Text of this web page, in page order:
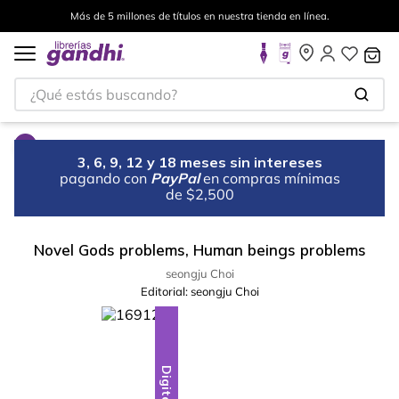
Más de 5 millones de títulos en nuestra tienda en línea.
¿Qué estás buscando?
3, 6, 9, 12 y 18 meses sin intereses
pagando con PayPal en compras mínimas
de $2,500
Novel Gods problems, Human beings problems
seongju Choi
Editorial: seongju Choi
Digital